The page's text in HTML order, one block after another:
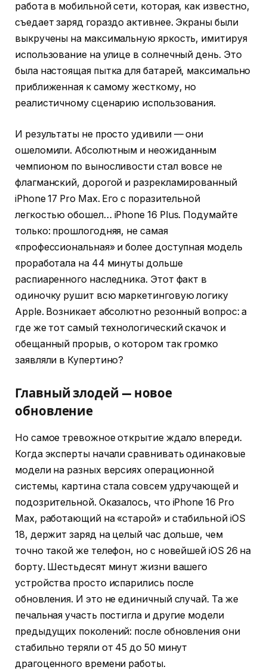
работа в мобильной сети, которая, как известно,
съедает заряд гораздо активнее. Экраны были
выкручены на максимальную яркость, имитируя
использование на улице в солнечный день. Это
была настоящая пытка для батарей, максимально
приближенная к самому жесткому, но
реалистичному сценарию использования.
И результаты не просто удивили — они
ошеломили. Абсолютным и неожиданным
чемпионом по выносливости стал вовсе не
флагманский, дорогой и разрекламированный
iPhone 17 Pro Max. Его с поразительной
легкостью обошел… iPhone 16 Plus. Подумайте
только: прошлогодняя, не самая
«профессиональная» и более доступная модель
проработала на 44 минуты дольше
распиаренного наследника. Этот факт в
одиночку рушит всю маркетинговую логику
Apple. Возникает абсолютно резонный вопрос: а
где же тот самый технологический скачок и
обещанный прорыв, о котором так громко
заявляли в Купертино?
Главный злодей — новое
обновление
Но самое тревожное открытие ждало впереди.
Когда эксперты начали сравнивать одинаковые
модели на разных версиях операционной
системы, картина стала совсем удручающей и
подозрительной. Оказалось, что iPhone 16 Pro
Max, работающий на «старой» и стабильной iOS
18, держит заряд на целый час дольше, чем
точно такой же телефон, но с новейшей iOS 26 на
борту. Шестьдесят минут жизни вашего
устройства просто испарились после
обновления. И это не единичный случай. Та же
печальная участь постигла и другие модели
предыдущих поколений: после обновления они
стабильно теряли от 45 до 50 минут
драгоценного времени работы.